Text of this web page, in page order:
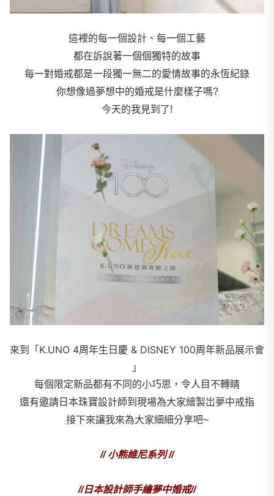
這裡的每一個設計、每一個工藝
都在訴說著一個個獨特的故事
每一對婚戒都是一段獨一無二的愛情故事的永恆紀錄
你想像過夢想中的婚戒是什麼樣子嗎?
今天的我見到了!
來到「K.UNO 4周年生日慶 & DISNEY 100周年新品展示會
」
每個限定新品都有不同的小巧思，令人目不轉睛
還有邀請日本珠寶設計師到現場為大家繪製岀夢中戒指
接下來讓我來為大家細細分享吧~
// 小熊維尼系列 //
//日本設計師手繪夢中婚戒//